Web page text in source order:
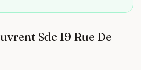
Sdc 19 Rue De